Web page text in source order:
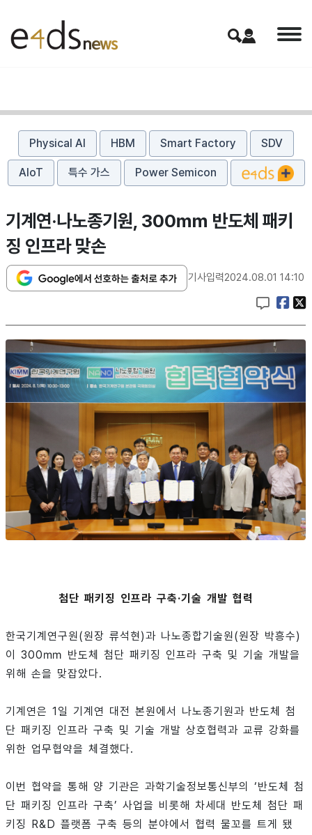
Physical AI HBM Smart Factory SDV
AIoT 특수 가스 Power Semicon
기계연·나노종기원, 300㎜ 반도체 패키
징 인프라 맞손
기사입력2024.08.01 14:10
첨단 패키징 인프라 구축·기술 개발 협력
한국기계연구원(원장 류석현)과 나노종합기술원(원장 박흥수)
이 300㎜ 반도체 첨단 패키징 인프라 구축 및 기술 개발을
위해 손을 맞잡았다.
기계연은 1일 기계연 대전 본원에서 나노종기원과 반도체 첨
단 패키징 인프라 구축 및 기술 개발 상호협력과 교류 강화를
위한 업무협약을 체결했다.
이번 협약을 통해 양 기관은 과학기술정보통신부의 ‘반도체 첨
단 패키징 인프라 구축’ 사업을 비롯해 차세대 반도체 첨단 패
키징 R&D 플랫폼 구축 등의 분야에서 협력 물꼬를 트게 됐